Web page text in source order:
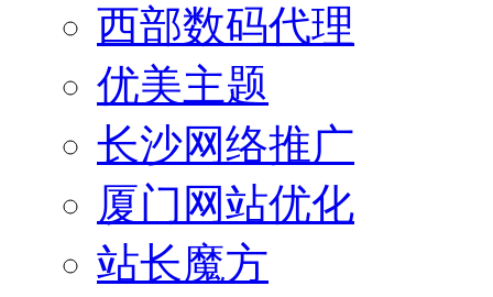
西部数码代理
优美主题
长沙网络推广
厦门网站优化
站长魔方